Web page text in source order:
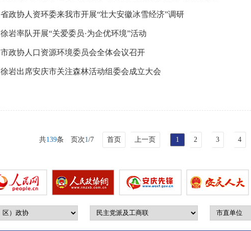
人资环委
3月21日上午，安庆市关注森林组委会赴怀宁县洪铺镇开展森林防火演练
人资环委、市林业局
省政协人资环委来我市开展“壮大安徽冰雪经济”调研
3月4日至5日，省政协人资环委主任陶方启率队，来我市开展“壮大安徽冰
人资环委
徐岩率队开展“关爱委员·为企优环境”活动
2月28日上午，市政协党组成员、副主席徐岩率队走访委员企业，开展“关
人资环委
市政协人口资源环境委员会全体会议召开
2月3日晚，市政协人口资源环境委员会召开全体会议。市政协副秘书长王
徐岩出席安庆市关注森林活动组委会成立大会
人资环委
共139条 页次1/7 首页 上一页 1 2 3 4